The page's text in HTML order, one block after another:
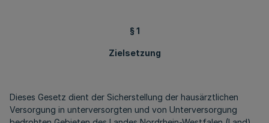
§ 1
Zielsetzung
Dieses Gesetz dient der Sicherstellung der hausärztlichen
Versorgung in unterversorgten und von Unterversorgung